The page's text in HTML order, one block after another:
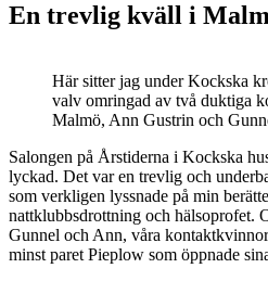
En trevlig kväll i
Här sitter jag under Kockska
valv omringad av två duktiga
Malmö, Ann Gustrin och
Salongen på Årstiderna i Kockska
lyckad. Det var en trevlig och
som verkligen lyssnade på min
nattklubbsdrottning och hälsoprofet.
Gunnel och Ann, våra
minst paret Pieplow som öppnade